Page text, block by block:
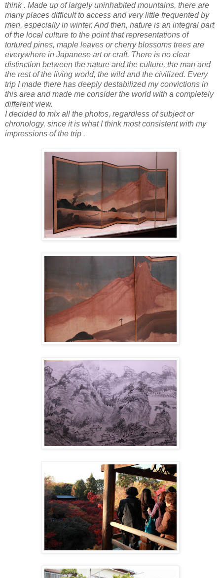
think . Made up of largely uninhabited mountains, there are
many places difficult to access and very little frequented by
men, especially in winter. And then, nature is an integral part
of the local culture to the point that representations of
tortured pines, maple leaves or cherry blossoms trees are
everywhere in Japanese art or craft. There is no clear
distinction between the nature and the culture, the man and
the rest of the living world, the wild and the civilized. Every
trip I made there has deeply destabilized my convictions in
this area and made me consider the world with a completely
different view.
I decided to mix all the photos, regardless of subject or
chronology, since it is what I think most consistent with my
impressions of the trip .